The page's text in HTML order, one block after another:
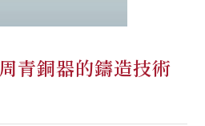
青銅器的鑄造技術